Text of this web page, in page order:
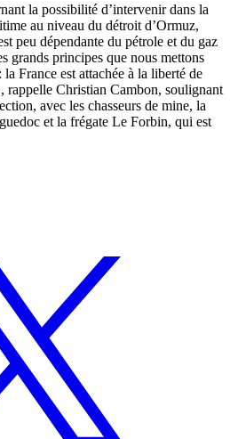
la possibilité d’intervenir dans la
au niveau du détroit d’Ormuz,
peu dépendante du pétrole et du gaz
grands principes que nous mettons
France est attachée à la liberté de
rappelle Christian Cambon, soulignant
avec les chasseurs de mine, la
et la frégate Le Forbin, qui est